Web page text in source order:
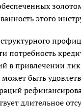
этого
потребность
в привлечении
быть
длительное